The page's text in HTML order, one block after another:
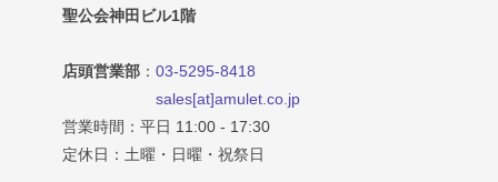
聖公会神田ビル1階
店頭営業部 ： 03-5295-8418
sales[at]amulet.co.jp
営業時間：平日 11:00 - 17:30
定休日：土曜・日曜・祝祭日